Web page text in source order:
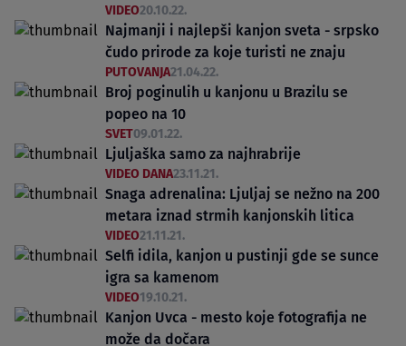
VIDEO20.10.22.
Najmanji i najlepši kanjon sveta - srpsko
čudo prirode za koje turisti ne znaju
PUTOVANJA21.04.22.
Broj poginulih u kanjonu u Brazilu se
popeo na 10
SVET09.01.22.
Ljuljaška samo za najhrabrije
VIDEO DANA23.11.21.
Snaga adrenalina: Ljuljaj se nežno na 200
metara iznad strmih kanjonskih litica
VIDEO21.11.21.
Selfi idila, kanjon u pustinji gde se sunce
igra sa kamenom
VIDEO19.10.21.
Kanjon Uvca - mesto koje fotografija ne
može da dočara